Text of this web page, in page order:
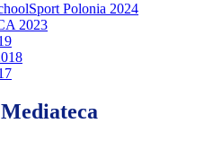
Polonia 2024
2023